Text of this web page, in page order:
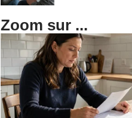
Zoom sur ...